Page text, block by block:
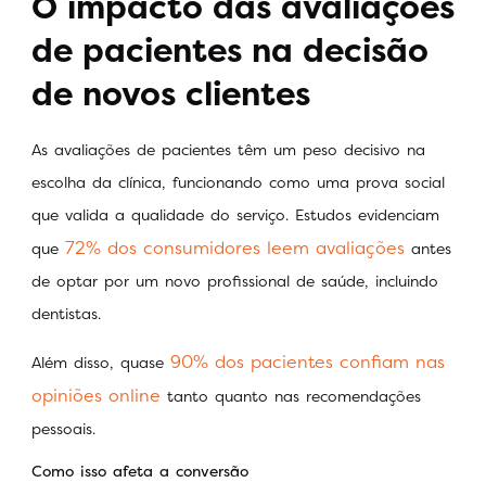
de pacientes na decisão
de novos clientes
As avaliações de pacientes têm um peso decisivo na
escolha da clínica, funcionando como uma prova social
que valida a qualidade do serviço. Estudos evidenciam
que 72% dos consumidores leem avaliações antes
de optar por um novo profissional de saúde, incluindo
dentistas.
Além disso, quase 90% dos pacientes confiam nas
opiniões online tanto quanto nas recomendações
pessoais.
Como isso afeta a conversão